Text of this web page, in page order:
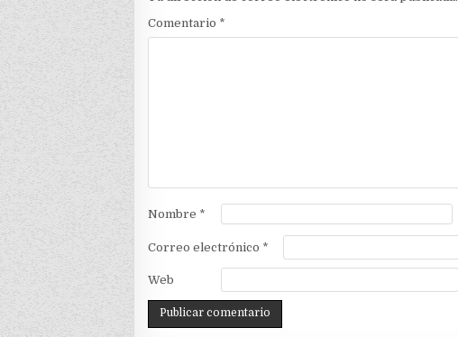
Comentario *
Nombre *
Correo electrónico *
Web